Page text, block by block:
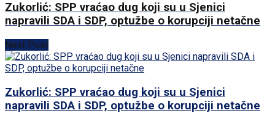
Zukorlić: SPP vraćao dug koji su u Sjenici
napravili SDA i SDP, optužbe o korupciji netačne
Next Post
Zukorlić: SPP vraćao dug koji su u Sjenici
napravili SDA i SDP, optužbe o korupciji netačne